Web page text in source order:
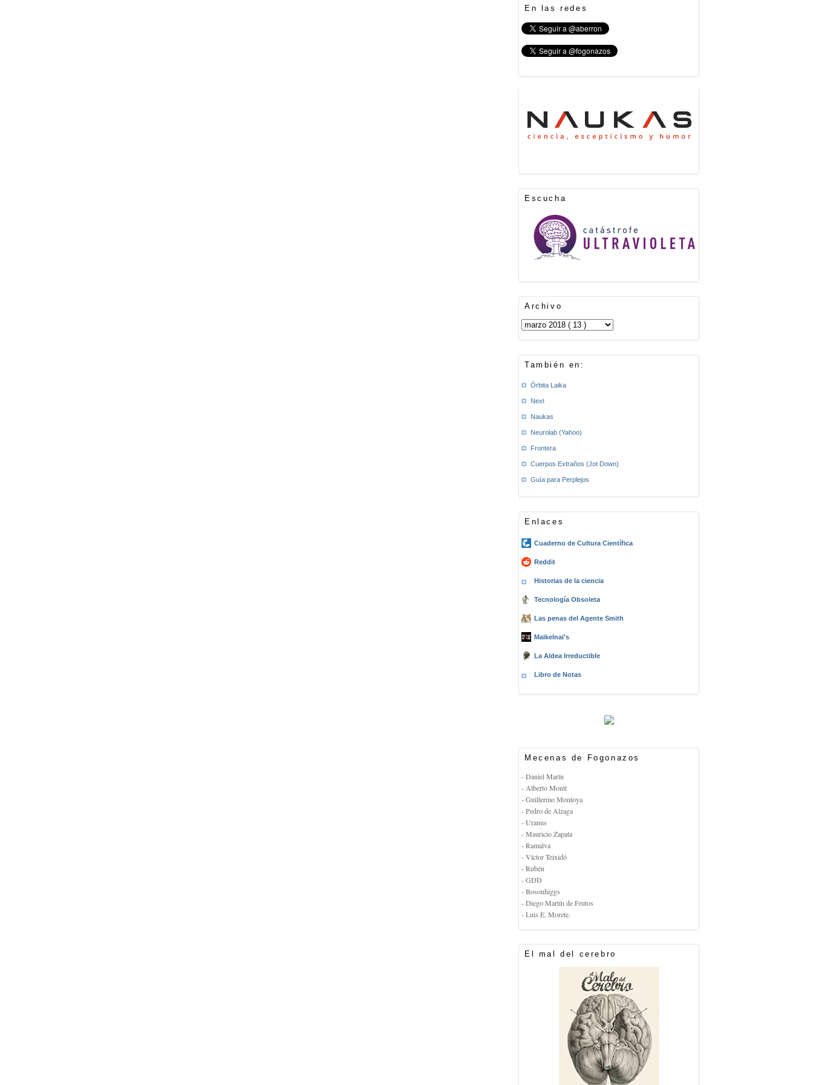
En las redes
Escucha
Archivo
También en:
Órbita Laika
Next
Naukas
Neurolab (Yahoo)
Frontera
Cuerpos Extraños (Jot Down)
Guía para Perplejos
Enlaces
Cuaderno de Cultura Científica
Reddit
Historias de la ciencia
Tecnología Obsoleta
Las penas del Agente Smith
Maikelnai's
La Aldea Irreductible
Libro de Notas
Mecenas de Fogonazos
- Daniel Marín
- Alberto Montt
- Guillermo Montoya
- Pedro de Alzaga
- Uranus
- Mauricio Zapata
- Ramalva
- Víctor Teixidó
- Rubén
- GDD
- Bosonhiggs
- Diego Martín de Frutos
- Luis E. Morete.
El mal del cerebro